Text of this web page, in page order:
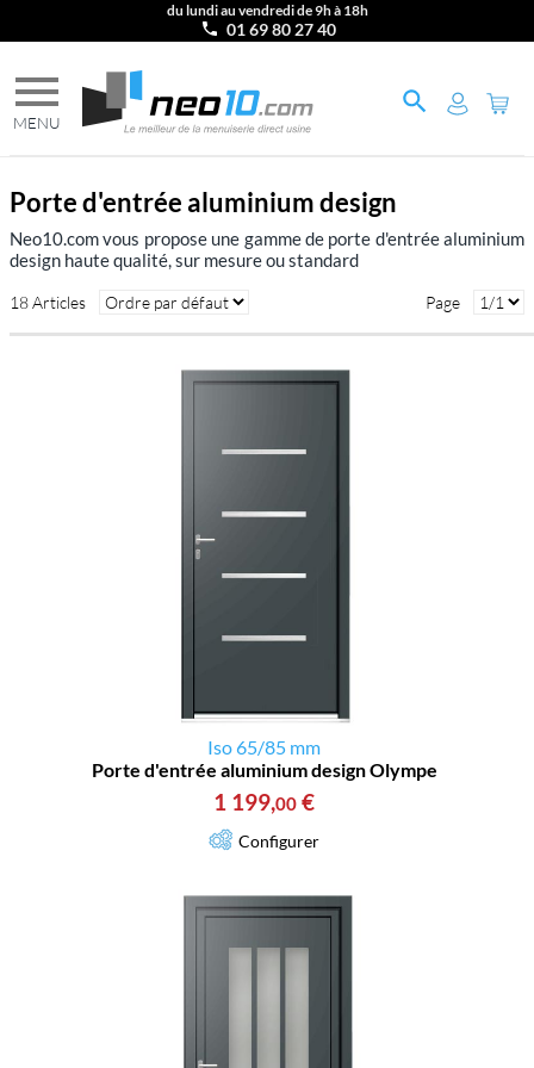
du lundi au vendredi de 9h à 18h
01 69 80 27 40
Porte d'entrée aluminium design
Neo10.com vous propose une gamme de porte d'entrée aluminium
design haute qualité, sur mesure ou standard
Page
18 Articles
Iso 65/85 mm
Porte d'entrée aluminium design Olympe
1 199,00 €
Configurer